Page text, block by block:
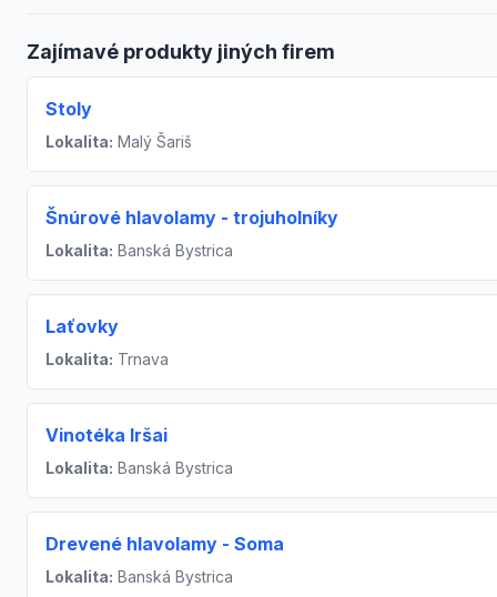
Zajímavé produkty jiných firem
Stoly
Lokalita: Malý Šariš
Šnúrové hlavolamy - trojuholníky
Lokalita: Banská Bystrica
Laťovky
Lokalita: Trnava
Vinotéka Iršai
Lokalita: Banská Bystrica
Drevené hlavolamy - Soma
Lokalita: Banská Bystrica